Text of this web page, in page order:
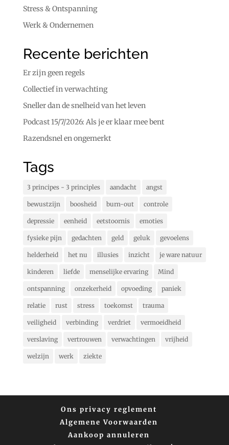
Stress & Ontspanning
Werk & Ondernemen
Recente berichten
Er zijn geen regels
Collectief in verwachting
Sneller dan de snelheid van het leven
Podcast 15/7/2026: Als je er klaar mee bent
Razendsnel en ongemerkt
Tags
3 principes - 3 principles aandacht angst
bewustzijn boosheid burn-out controle
depressie eenheid eetstoornis emoties
fysieke pijn gedachten geld geluk gevoelens
helderheid het nu illusies inzicht je ware natuur
kinderen liefde menselijke ervaring Mind
ontspanning onzekerheid opvoeding paniek
relatie rust stress toekomst trauma
veiligheid verbinding verdriet vermoeidheid
verslaving vertrouwen verwachtingen vrijheid
welzijn werk ziekte
Ons privacy reglement
Algemene Voorwaarden
Aankoop annuleren